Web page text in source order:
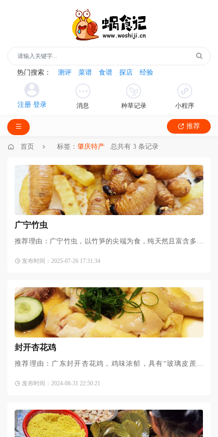
热门搜索： 测评 菜谱 食谱 探店 经验
消息 种草记录 小程序
推荐
首页 标签： 肇庆特产 总共有 3 条记录
广宁竹虫
推荐理由：广宁竹虫，以竹笋的尖端为食，纯天然且富含多种
虫是岭南人眼中不可多得的山野至味，更以高蛋白、低脂肪的
发布时间：2025-07-26 17:31:34
封开杏花鸡
推荐理由：广东封开杏花鸡，鸡味浓郁，具有“玻璃皮蔗渣
列为广东三大名鸡。早在清朝年间，肉质奇佳的封开杏花鸡，
发布时间：2024-08-31 22:50:21